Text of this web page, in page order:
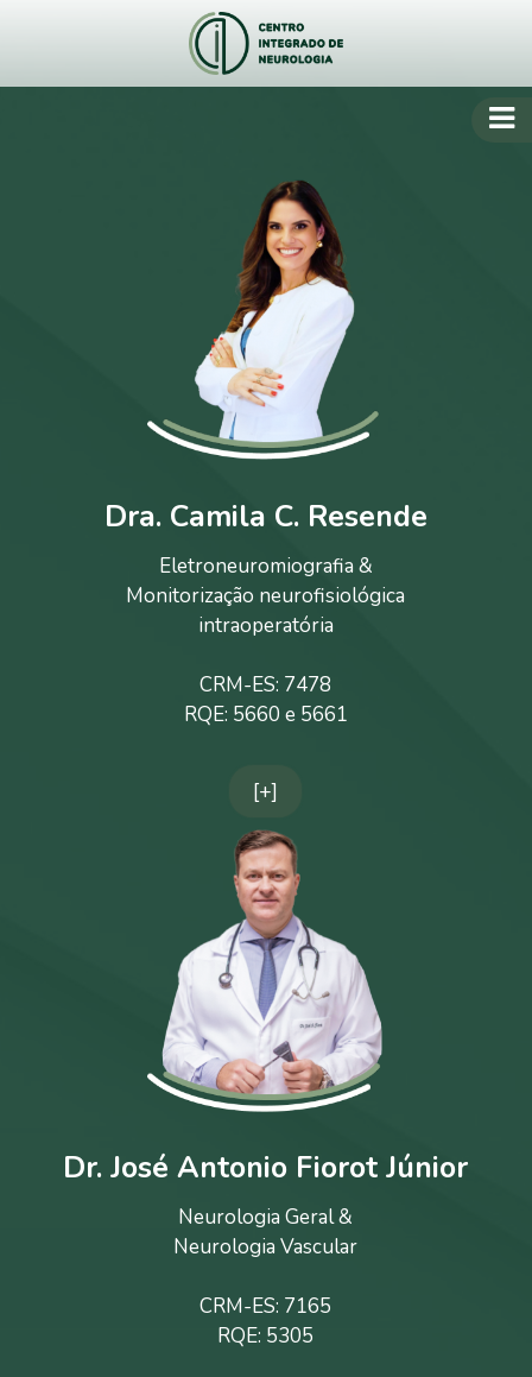
Dra. Camila C. Resende
Eletroneuromiografia &
Monitorização neurofisiológica
intraoperatória
CRM-ES: 7478
RQE: 5660 e 5661
[+]
Dr. José Antonio Fiorot Júnior
Neurologia Geral &
Neurologia Vascular
CRM-ES: 7165
RQE: 5305